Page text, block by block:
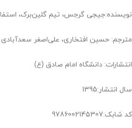
نویسنده:جیجی گرجس، تیم گلین‌برک،
مترجم: حسین افتخاری، علی‌اصغر سعدآبادی
انتشارات: دانشگاه امام صادق (ع)
سال انتشار:1395
کد شابک:9786002145307